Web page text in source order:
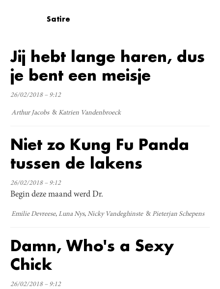
Satire
Jij hebt lange haren, dus
je bent een meisje
26/02/2018 – 9:12
Arthur Jacobs Katrien Vandenbroeck
Niet zo Kung Fu Panda
tussen de lakens
26/02/2018 – 9:12
Begin deze maand werd Dr.
Emilie Devreese Luna Nys Nicky Vandeghinste Pieterjan Schepens
Damn, Who's a Sexy
Chick
26/02/2018 – 9:12